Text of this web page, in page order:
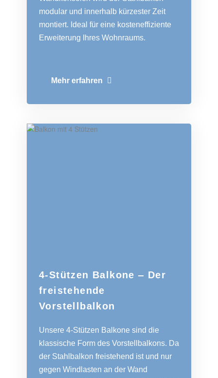
modular und innerhalb kürzester Zeit
montiert. Ideal für eine kosteneffiziente
Erweiterung Ihres Wohnraums.
Mehr erfahren
4-Stützen Balkone ‒ Der
freistehende
Vorstellbalkon
Unsere 4-Stützen Balkone sind die
klassische Form des Vorstellbalkons. Da
der Stahlbalkon freistehend ist und nur
gegen Windlasten an der Wand